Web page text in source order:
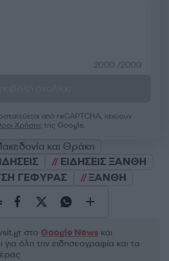
2000 /2000
από reCAPTCHA, ισχύουν
Χρήσης της Google.
και Θράκη
ΕΙΔΗΣΕΙΣ ΞΑΝΘΗ
ΓΕΦΥΡΑΣ
ΞΑΝΘΗ
στο Google News και
όλη την ειδησεογραφία και τα